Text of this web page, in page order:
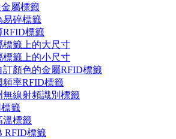
屬標籤
易碎標籤
RFID標籤
標籤上的大尺寸
標籤上的小尺寸
訂顏色的金屬RFID標籤
頻率RFID標籤
無線射頻識別標籤
籤
溫標籤
RFID標籤